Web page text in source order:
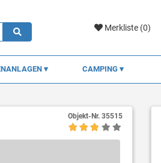
Merkliste (0)
CAMPING
Objekt-Nr. 35515